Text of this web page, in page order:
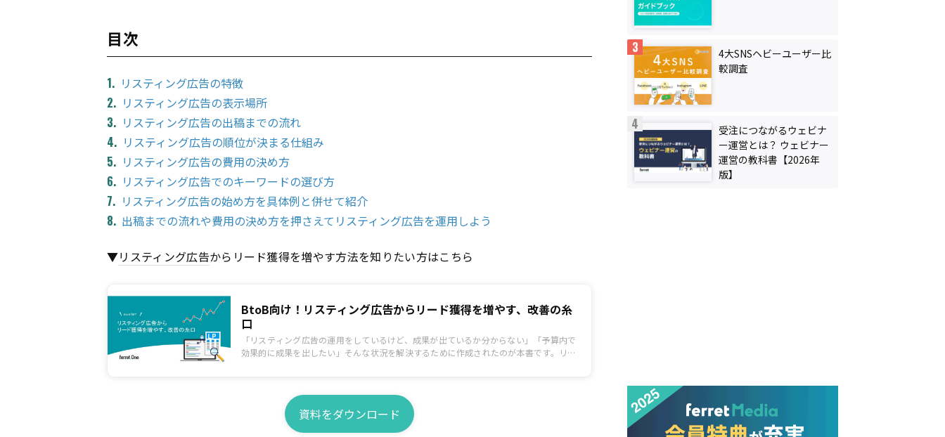
目次
リスティング広告の特徴
リスティング広告の表示場所
リスティング広告の出稿までの流れ
リスティング広告の順位が決まる仕組み
リスティング広告の費用の決め方
リスティング広告でのキーワードの選び方
リスティング広告の始め方を具体例と併せて紹介
出稿までの流れや費用の決め方を押さえてリスティング広告を運用しよう
▼リスティング広告からリード獲得を増やす方法を知りたい方はこちら
BtoB向け！リスティング広告からリード獲得を増やす、改善の糸
口
「リスティング広告の運用をしているけど、成果が出ているか分からない」「予算内で
効果的に成果を出したい」そんな状況を解決するために作成されたのが本書です。リス
資料をダウンロード
4大SNSヘビーユーザー比
較調査
受注につながるウェビナ
ー運営とは？ ウェビナー
運営の教科書【2026年
版】